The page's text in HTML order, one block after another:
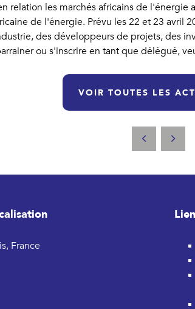
relation les marchés africains de
de l'énergie. Prévu les 22 et 23 avril
des développeurs de projets, des
ou s'inscrire en tant que délégué,
VOIR TOUTES LES
France